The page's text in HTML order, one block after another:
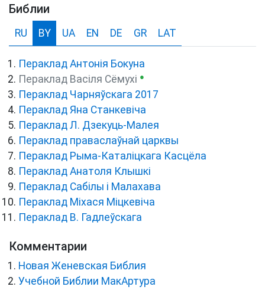
Библии
RU BY UA EN DE GR LAT
Пераклад Антонія Бокуна
Пераклад Васіля Сёмухі ●
Пераклад Чарняўскага 2017
Пераклад Яна Станкевіча
Пераклад Л. Дзекуць-Малея
Пераклад праваслаўнай царквы
Пераклад Рыма-Каталіцкага Касцёла
Пераклад Анатоля Клышкi
Пераклад Сабілы і Малахава
Пераклад Міхася Міцкевіча
Пераклад В. Гадлеўскага
Комментарии
Новая Женевская Библия
Учебной Библии МакАртура